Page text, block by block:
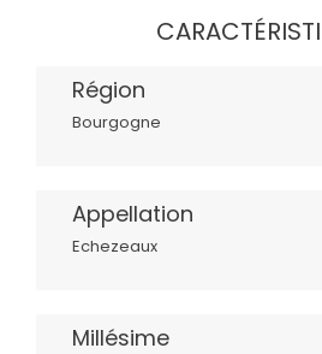
Région
Bourgogne
Appellation
Echezeaux
Millésime